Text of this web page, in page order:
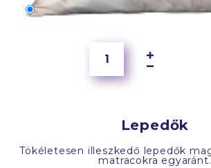
70x50 cm
Lepedők
Tökéletesen illeszkedő lepedők
matracokra egyaránt.